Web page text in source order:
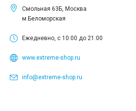
Смольная 63Б, Москва
м.Беломорская
Ежедневно, с 10:00 до 21:00
www.extreme-shop.ru
info@extreme-shop.ru